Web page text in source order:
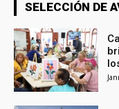
SELECCIÓN DE